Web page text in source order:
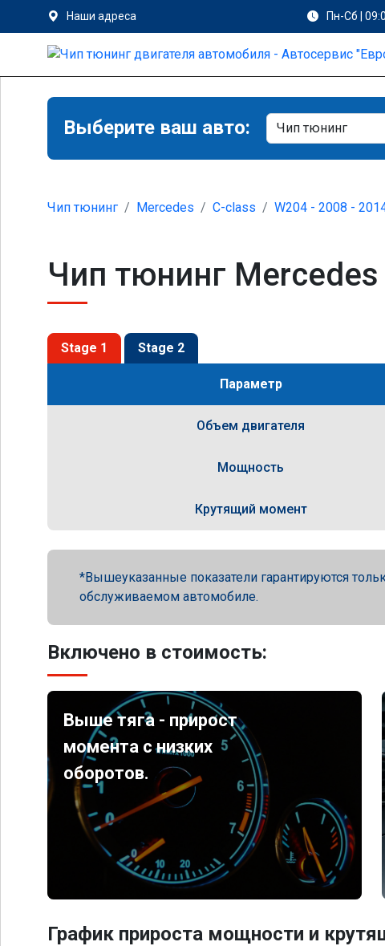
Наши адреса Пн-Сб |
Выберите ваш авто:
Чип тюнинг Mercedes C-class W204 - 2008 -
Чип тюнинг Mercedes
Stage 1 Stage 2
Параметр
Объем двигателя
Мощность
Крутящий момент
Вышеуказанные показатели гарантируются
обслуживаемом автомобиле.
Включено в стоимость:
Выше тяга - прирост
момента с низких
оборотов.
График прироста мощности и